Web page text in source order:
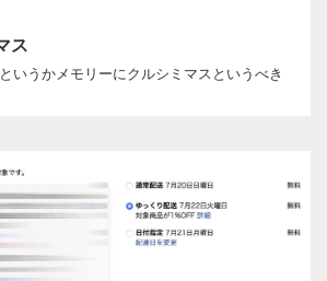
ス
いうかメモリーにクルシミマスというべき